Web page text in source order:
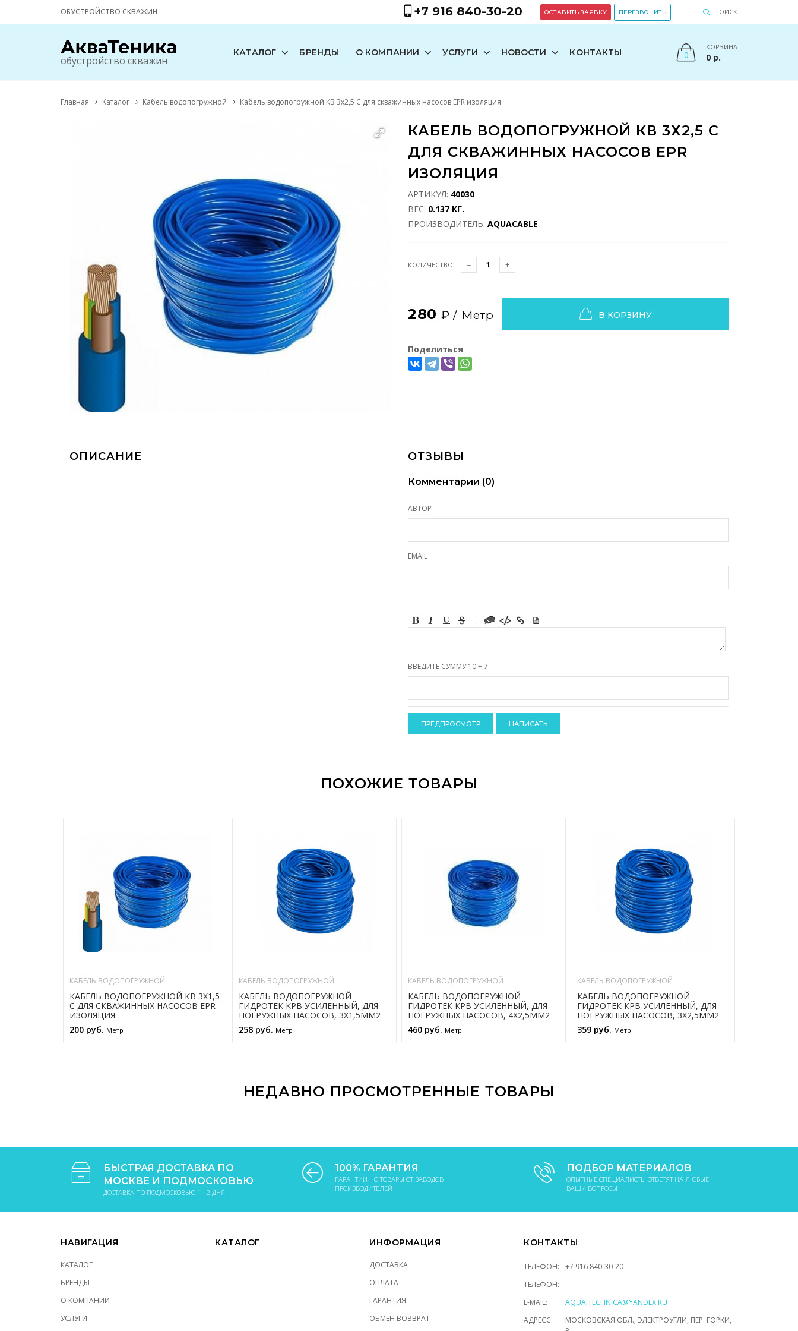
ОБУСТРОЙСТВО СКВАЖИН +7 916 840-30-20 ОСТАВИТЬ ЗАЯВКУ ПЕРЕЗВОНИТЬ ПОИСК
обустройство скважин
КАТАЛОГ БРЕНДЫ О КОМПАНИИ УСЛУГИ НОВОСТИ КОНТАКТЫ 0
КОРЗИНА
0 р.
Главная Каталог Кабель водопогружной Кабель водопогружной КВ 3х2,5 С для скважинных насосов EPR изоляция
КАБЕЛЬ ВОДОПОГРУЖНОЙ КВ 3Х2,5 С
ДЛЯ СКВАЖИННЫХ НАСОСОВ EPR
ИЗОЛЯЦИЯ
АРТИКУЛ: 40030
ВЕС: 0.137 КГ.
ПРОИЗВОДИТЕЛЬ: AQUACABLE
КОЛИЧЕСТВО:
280 ₽ / Метр В КОРЗИНУ
Поделиться
ОПИСАНИЕ ОТЗЫВЫ
Комментарии (0)
АВТОР
EMAIL
-
-
-
-
-
-
ВВЕДИТЕ СУММУ 10 + 7
ПОХОЖИЕ ТОВАРЫ
КАБЕЛЬ ВОДОПОГРУЖНОЙ
КАБЕЛЬ ВОДОПОГРУЖНОЙ КВ 3Х1,5
С ДЛЯ СКВАЖИННЫХ НАСОСОВ EPR
ИЗОЛЯЦИЯ
200 руб. Метр
КАБЕЛЬ ВОДОПОГРУЖНОЙ
КАБЕЛЬ ВОДОПОГРУЖНОЙ
ГИДРОТЕК КРВ УСИЛЕННЫЙ, ДЛЯ
ПОГРУЖНЫХ НАСОСОВ, 3Х1,5ММ2
258 руб. Метр
КАБЕЛЬ ВОДОПОГРУЖНОЙ
КАБЕЛЬ ВОДОПОГРУЖНОЙ
ГИДРОТЕК КРВ УСИЛЕННЫЙ, ДЛЯ
ПОГРУЖНЫХ НАСОСОВ, 4Х2,5ММ2
460 руб. Метр
КАБЕЛЬ ВОДОПОГРУЖНОЙ
КАБЕЛЬ ВОДОПОГРУЖНОЙ
ГИДРОТЕК КРВ УСИЛЕННЫЙ, ДЛЯ
ПОГРУЖНЫХ НАСОСОВ, 3Х2,5ММ2
359 руб. Метр
НЕДАВНО ПРОСМОТРЕННЫЕ ТОВАРЫ
БЫСТРАЯ ДОСТАВКА ПО
МОСКВЕ И ПОДМОСКОВЬЮ
ДОСТАВКА ПО ПОДМОСКОВЬЮ 1 - 2 ДНЯ
100% ГАРАНТИЯ
ГАРАНТИИ НО ТОВАРЫ ОТ ЗАВОДОВ
ПРОИЗВОДИТЕЛЕЙ
ПОДБОР МАТЕРИАЛОВ
ОПЫТНЫЕ СПЕЦИАЛИСТЫ ОТВЕТЯТ НА ЛЮБЫЕ
ВАШИ ВОПРОСЫ
НАВИГАЦИЯ
КАТАЛОГ
БРЕНДЫ
О КОМПАНИИ
УСЛУГИ
КАТАЛОГ ИНФОРМАЦИЯ
ДОСТАВКА
ОПЛАТА
ГАРАНТИЯ
ОБМЕН ВОЗВРАТ
КОНТАКТЫ
ТЕЛЕФОН:
+7 916 840-30-20
ТЕЛЕФОН:
E-MAIL:
AQUA.TECHNICA@YANDEX.RU
АДРЕСС:
МОСКОВСКАЯ ОБЛ., ЭЛЕКТРОУГЛИ, ПЕР. ГОРКИ,